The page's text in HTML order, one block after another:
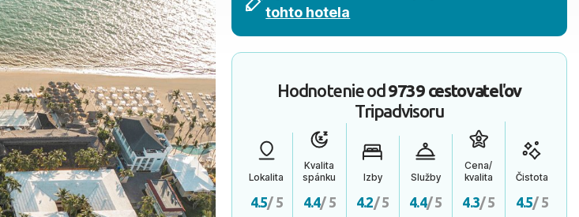
tohto hotela
Hodnotenie od9739 cestovateľov
Tripadvisoru
Lokalita
4.5/ 5
Kvalita
spánku
4.4/ 5
Izby
4.2/ 5
Služby
4.4/ 5
Cena/
kvalita
4.3/ 5
Čistota
4.5/ 5